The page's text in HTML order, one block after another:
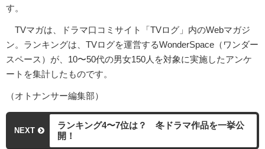
す。
TVマガは、ドラマ口コミサイト「TVログ」内のWebマガジ
ン。ランキングは、TVログを運営するWonderSpace（ワンダー
スペース）が、10〜50代の男女150人を対象に実施したアンケ
ートを集計したものです。
（オトナンサー編集部）
NEXT
ランキング4〜7位は？ 冬ドラマ作品を一挙公
開！